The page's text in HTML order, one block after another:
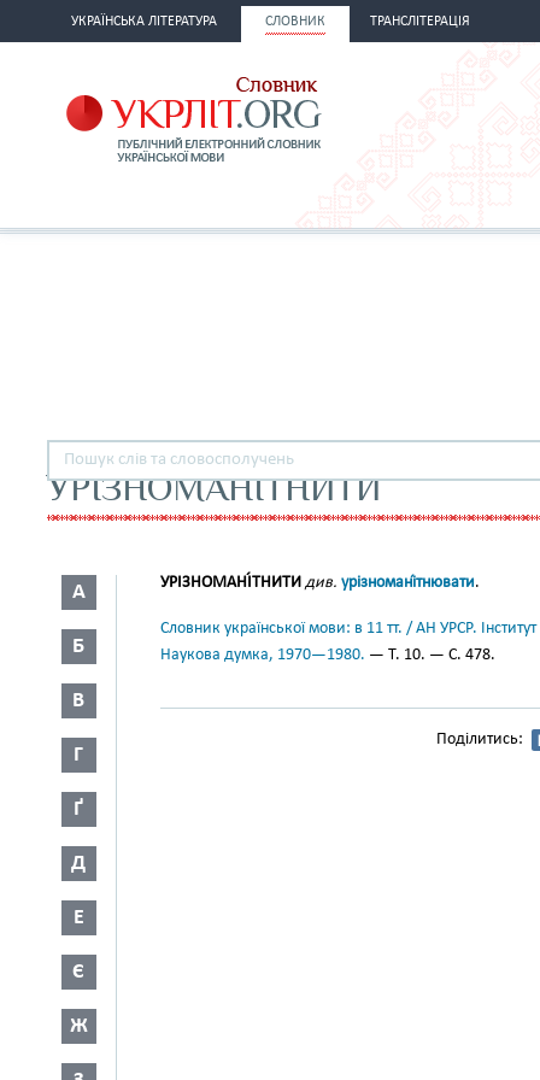
УКРАЇНСЬКА ЛІТЕРАТУРА СЛОВНИК ТРАНСЛІТЕРАЦІЯ
УРІЗНОМАНІТНИТИ
А
Б
В
Г
Ґ
Д
Е
Є
Ж
УРІЗНОМАНІ́ТНИТИ див. урізномані́тнювати.
Словник української мови: в 11 тт. / АН УРСР.
Наукова думка, 1970—1980. — Т. 10. — С. 478.
Поділитись: